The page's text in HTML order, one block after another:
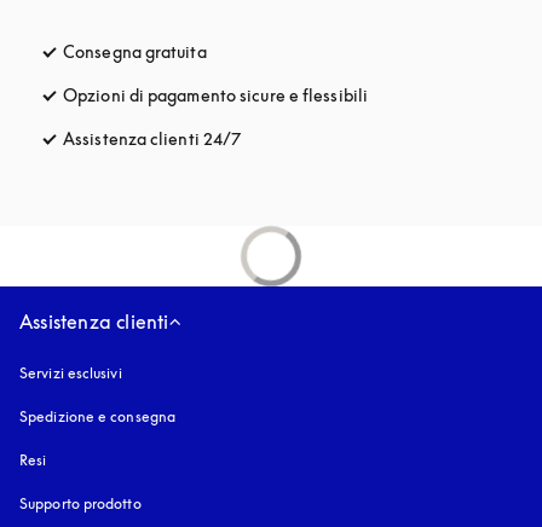
Consegna gratuitasi apre in una nuova finestra
Opzioni di pagamento sicure e flessibili
Assistenza clienti 24/7
Assistenza clienti
Servizi esclusivi
Spedizione e consegna
Resi
Supporto prodotto